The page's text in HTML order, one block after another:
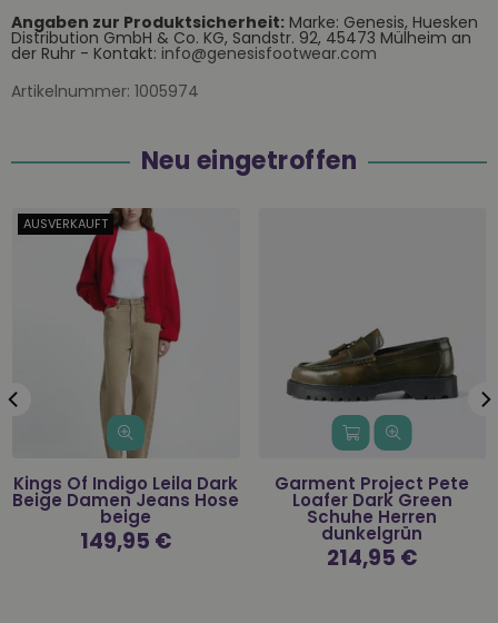
Angaben zur Produktsicherheit: Marke: Genesis, Huesken
Distribution GmbH & Co. KG, Sandstr. 92, 45473 Mülheim an
der Ruhr - Kontakt: info@genesisfootwear.com
Artikelnummer: 1005974
Neu eingetroffen
AUSVERKAUFT
Kings Of Indigo Leila Dark
Beige Damen Jeans Hose
beige
Normaler
Preis
149,95 €
Garment Project Pete
Loafer Dark Green
Schuhe Herren
dunkelgrün
Normaler
Preis
214,95 €